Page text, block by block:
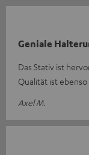
Geniale
Das Stativ ist
Qualität ist
Axel M.